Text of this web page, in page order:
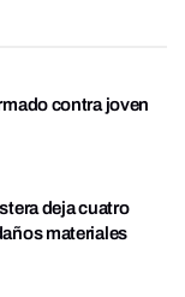
contra joven
deja cuatro
materiales